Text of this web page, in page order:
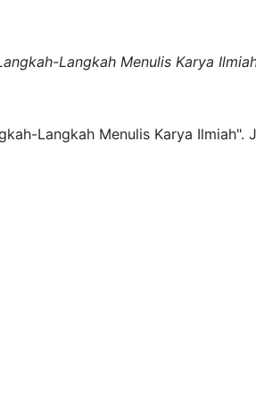
Langkah Menulis Karya
Langkah Menulis Karya Ilmiah".